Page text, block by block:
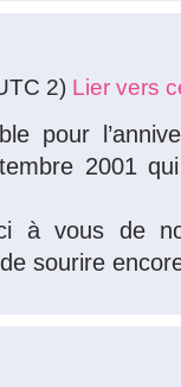
2) Lier vers
pour
2001
à vous de
sourire